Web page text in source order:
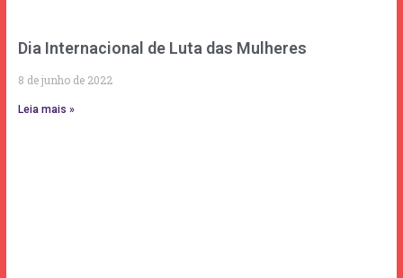
Dia Internacional de Luta das Mulheres
8 de junho de 2022
Leia mais »